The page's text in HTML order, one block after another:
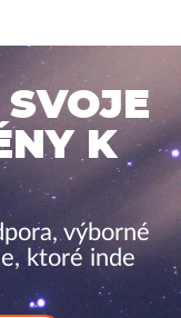
SVOJE
K
výborné
ktoré inde